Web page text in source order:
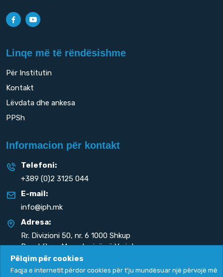
Linqe më të rëndësishme
Për Institutin
Kontakt
Lëvdata dhe ankesa
PPSh
Informacion për kontakt
Telefoni:
+389 (0)2 3125 044
E-mail:
info@iph.mk
Adresa:
Rr. Divizioni 50, nr. 6 1000 Shkup
Republika e Maqedonisë së Veriut
Pëlqim për cookies
Faqja e internetit përdor cookies për t'ju mundësuar një përvojë më